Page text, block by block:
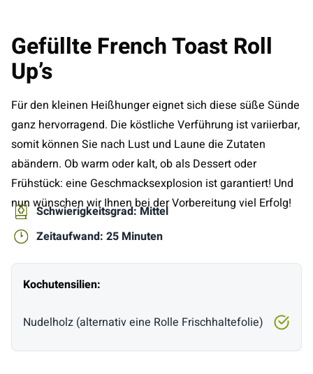
Gefüllte French Toast Roll
Up’s
Für den kleinen Heißhunger eignet sich diese süße Sünde
ganz hervorragend. Die köstliche Verführung ist variierbar,
somit können Sie nach Lust und Laune die Zutaten
abändern. Ob warm oder kalt, ob als Dessert oder
Frühstück: eine Geschmacksexplosion ist garantiert! Und
nun wünschen wir Ihnen bei der Vorbereitung viel Erfolg!
Schwierigkeitsgrad: Mittel
Zeitaufwand: 25 Minuten
Kochutensilien:
Nudelholz (alternativ eine Rolle Frischhaltefolie)